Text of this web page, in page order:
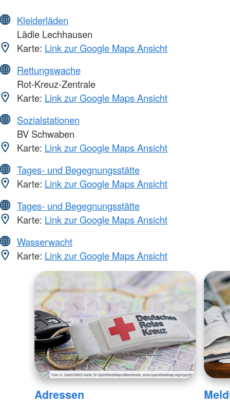
Kleiderläden
Lädle Lechhausen
Karte: Link zur Google Maps Ansicht
Rettungswache
Rot-Kreuz-Zentrale
Karte: Link zur Google Maps Ansicht
Sozialstationen
BV Schwaben
Karte: Link zur Google Maps Ansicht
Tages- und Begegnungsstätte
Karte: Link zur Google Maps Ansicht
Tages- und Begegnungsstätte
Karte: Link zur Google Maps Ansicht
Wasserwacht
Karte: Link zur Google Maps Ansicht
Adressen